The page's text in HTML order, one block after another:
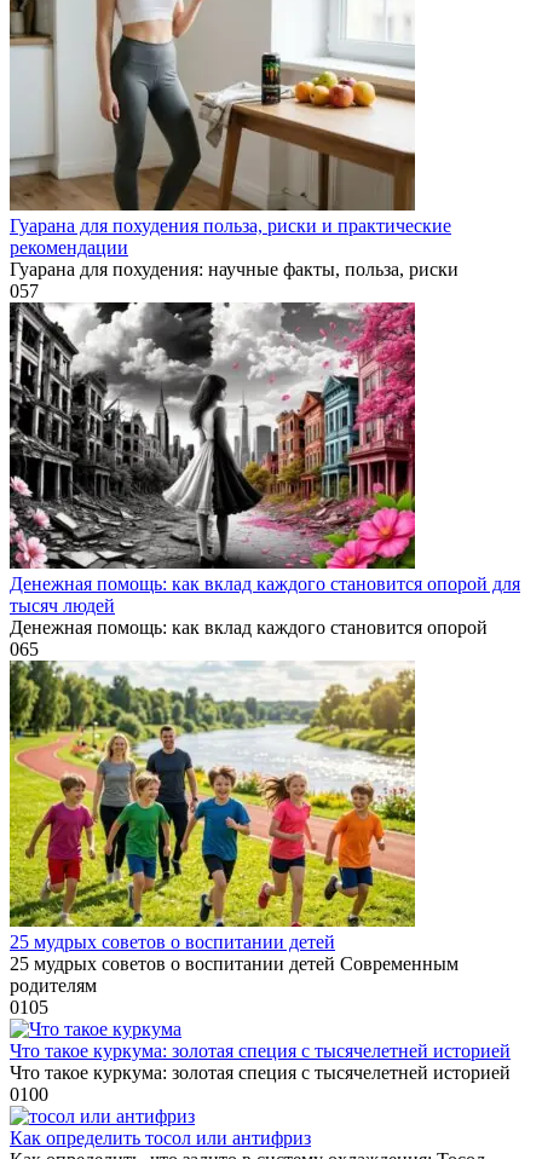
Гуарана для похудения польза, риски и практические
рекомендации
Гуарана для похудения: научные факты, польза, риски
057
Денежная помощь: как вклад каждого становится опорой для
тысяч людей
Денежная помощь: как вклад каждого становится опорой
065
25 мудрых советов о воспитании детей
25 мудрых советов о воспитании детей Современным
родителям
0105
Что такое куркума: золотая специя с тысячелетней историей
Что такое куркума: золотая специя с тысячелетней историей
0100
Как определить тосол или антифриз